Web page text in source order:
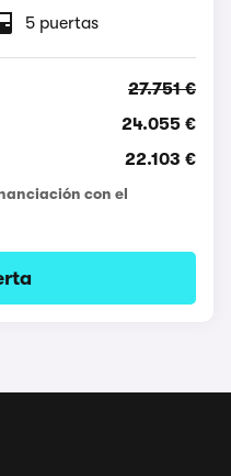
5 puertas
27.751 €
24.055 €
22.103 €
con el